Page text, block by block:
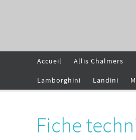
Accueil Allis Chalmers
Lamborghini Landini
Fiche